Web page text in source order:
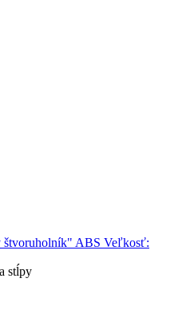
štvoruholník" ABS Veľkosť:
stĺpy